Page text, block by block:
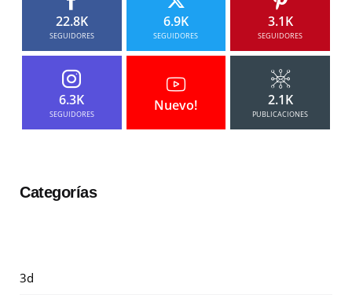
22.8K
SEGUIDORES
6.9K
SEGUIDORES
3.1K
SEGUIDORES
6.3K
SEGUIDORES
Nuevo! 2.1K
PUBLICACIONES
Categorías
3d